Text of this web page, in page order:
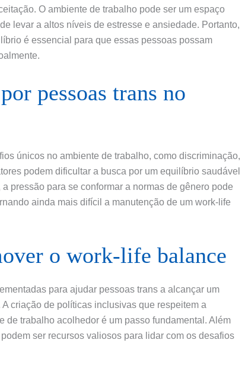
O ambiente de trabalho pode ser um espaço
levar a altos níveis de estresse e ansiedade. Portanto,
é essencial para que essas pessoas possam
pessoas trans no
únicos no ambiente de trabalho, como discriminação,
podem dificultar a busca por um equilíbrio saudável
pressão para se conformar a normas de gênero pode
ainda mais difícil a manutenção de um work-life
o work-life balance
para ajudar pessoas trans a alcançar um
criação de políticas inclusivas que respeitem a
de trabalho acolhedor é um passo fundamental. Além
ser recursos valiosos para lidar com os desafios